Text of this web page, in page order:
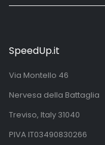
SpeedUp.it
Via Montello 46
Nervesa della Battaglia
Treviso, Italy 31040
PIVA IT03490830266